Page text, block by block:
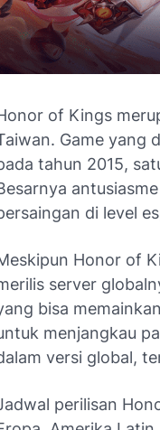
of Kings
Game yang
tahun 2015,
di level
Honor of
server
bisa
menjangkau
versi global,
perilisan